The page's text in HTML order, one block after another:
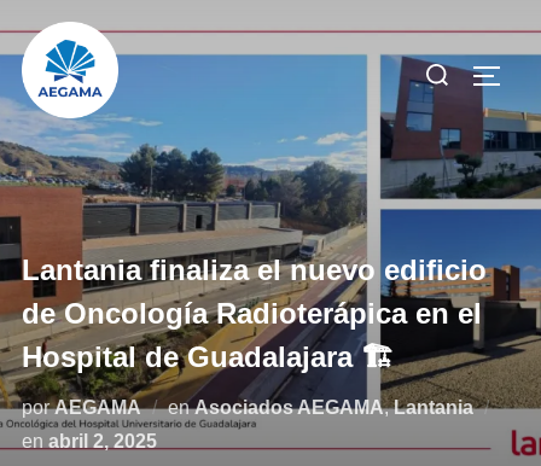
contenido
Buscar:
Lantania finaliza el nuevo edificio
de Oncología Radioterápica en el
Hospital de Guadalajara 🏗️
porAEGAMA enAsociados AEGAMA,Lantania
en Publicado
abril 2, 2025